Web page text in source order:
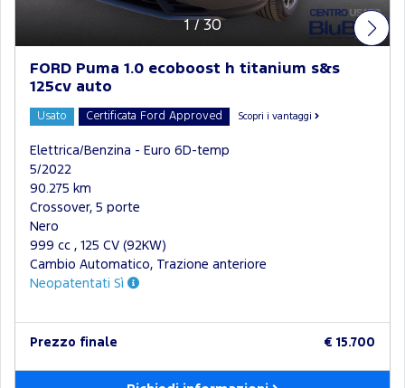
1 / 30
FORD Puma 1.0 ecoboost h titanium s&s
125cv auto
Usato Certificata Ford Approved Scopri i vantaggi
Elettrica/Benzina - Euro 6D-temp
5/2022
90.275 km
Crossover, 5 porte
Nero
999 cc , 125 CV (92KW)
Cambio Automatico, Trazione anteriore
Neopatentati Sì
Prezzo finale € 15.700